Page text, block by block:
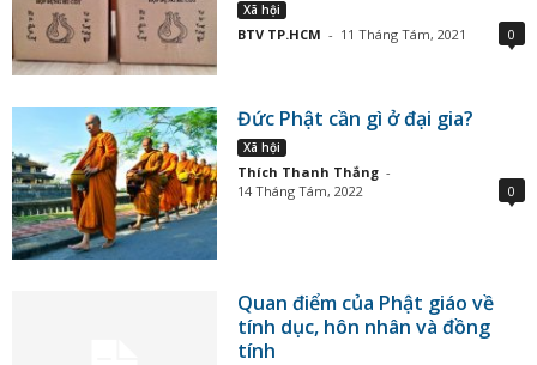
Xã hội
BTV TP.HCM - 11 Tháng Tám, 2021 0
Đức Phật cần gì ở đại gia?
Xã hội
Thích Thanh Thắng -
14 Tháng Tám, 2022
0
Quan điểm của Phật giáo về
tính dục, hôn nhân và đồng
tính